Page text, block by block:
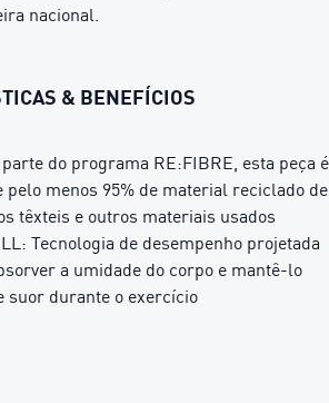
nacional.
& BENEFÍCIOS
parte do programa RE:FIBRE, esta peça é
pelo menos 95% de material reciclado de
têxteis e outros materiais usados
Tecnologia de desempenho projetada
a umidade do corpo e mantê-lo
suor durante o exercício